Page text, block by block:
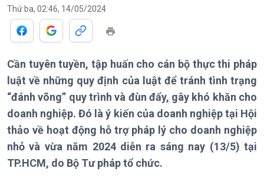
Chính trị
Tin Chính trị
Chính phủ với người dân
Quốc hội với cử tri
Xây dựng đảng
Đảng trong cuộc sống
Nhận diện sự thật
Thế giới
Tin thế giới
Vấn đề quốc tế
Hồ sơ sự kiện quốc tế
Thế giới & Việt Nam
Biên cương - Một dải vững
Thứ ba, 02:46, 14/05/2024
Cần tuyên tuyền, tập huấn cho cán bộ thực thi pháp
luật về những quy định của luật để tránh tình trạng
“đánh võng” quy trình và đùn đẩy, gây khó khăn cho
doanh nghiệp. Đó là ý kiến của doanh nghiệp tại Hội
thảo về hoạt động hỗ trợ pháp lý cho doanh nghiệp
nhỏ và vừa năm 2024 diễn ra sáng nay (13/5) tại
TP.HCM, do Bộ Tư pháp tổ chức.